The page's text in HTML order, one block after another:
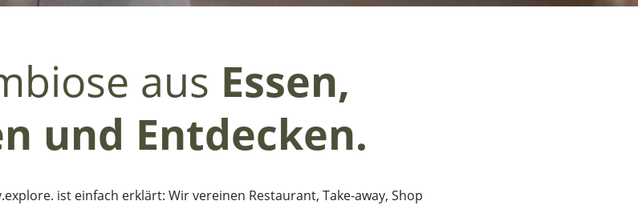
aus Essen,
und Entdecken.
ist einfach erklärt: Wir vereinen Restaurant, Take-away, Shop